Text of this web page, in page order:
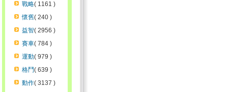
戰略( 1161 )
懷舊( 240 )
益智( 2956 )
賽車( 784 )
運動( 979 )
格鬥( 639 )
動作( 3137 )